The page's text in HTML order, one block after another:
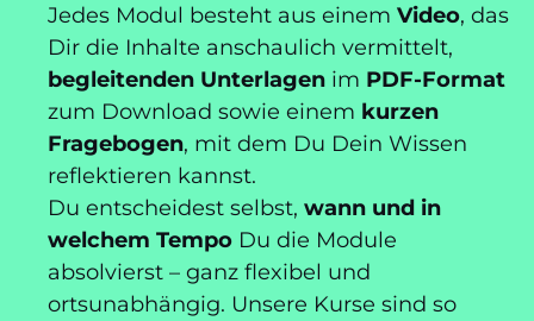
Jedes Modul besteht aus einem Video, das
Dir die Inhalte anschaulich vermittelt,
begleitenden Unterlagen im PDF-Format
zum Download sowie einem kurzen
Fragebogen, mit dem Du Dein Wissen
reflektieren kannst.
Du entscheidest selbst, wann und in
welchem Tempo Du die Module
absolvierst – ganz flexibel und
ortsunabhängig. Unsere Kurse sind so